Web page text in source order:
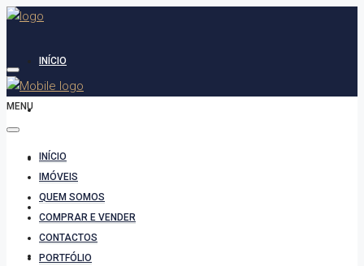
INÍCIO
QUEM SOMOS
COMPRAR E VENDER
CONTACTOS
MENU
INÍCIO
IMÓVEIS
QUEM SOMOS
COMPRAR E VENDER
CONTACTOS
PORTFÓLIO